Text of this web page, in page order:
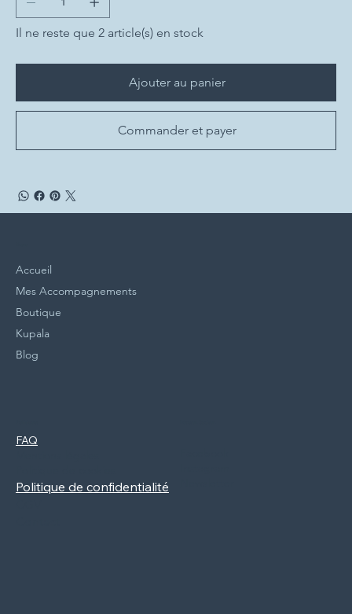
Il ne reste que 2 article(s) en stock
Ajouter au panier
Commander et payer
Accueil
Mes Accompagnements
Boutique
Kupala
Blog
FAQ
Politique de confidentialité